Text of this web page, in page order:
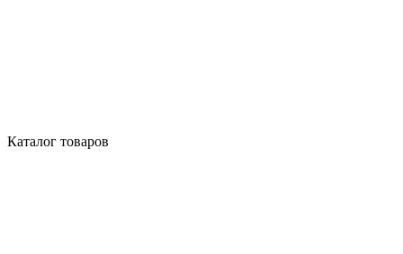
Каталог товаров